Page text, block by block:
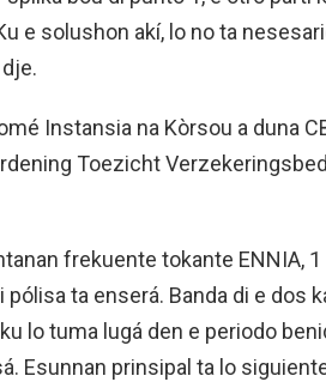
e solushon akí, lo no ta
Instansia na Kòrsou a duna
Toezicht
frekuente tokante ENNIA,
pólisa ta enserá. Banda di e dos
lo tuma lugá den e periodo
Esunnan prinsipal ta lo